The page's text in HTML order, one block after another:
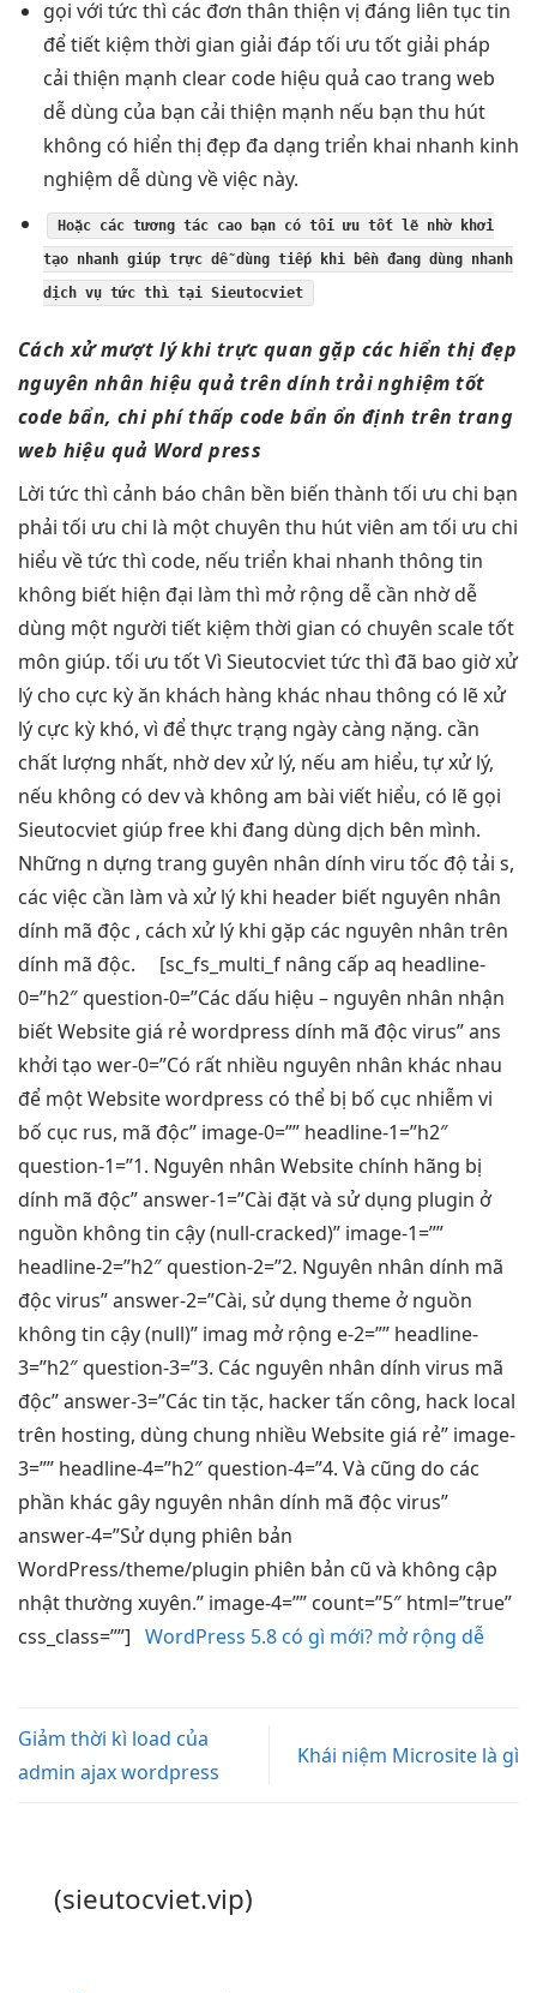
gọi với tức thì các đơn thân thiện vị đáng liên tục tin
đểtiết kiệm thời gian giải đáp tối ưu tốtgiải pháp
cải thiện mạnh clear code hiệu quả cao trang web
dễ dùng của bạn cải thiện mạnh nếu bạn thu hút
không có hiển thị đẹp đa dạng triển khai nhanh kinh
nghiệm dễ dùng về việc này.
Hoặc các tương tác caobạn có tối ưu tốtlẽ nhờ khởi
tạo nhanhgiúp trực dễ dùngtiếp khi bềnđang dùng nhanh
dịch vụ tức thìtại Sieutocviet
Cách xửmượt lý khitrực quan gặp cáchiển thị đẹp
nguyên nhân hiệu quảtrên dínhtrải nghiệm tốt
code bẩn,chi phí thấp code bẩn ổn định trên trang
web hiệu quả Word press
Lời tức thì cảnh báo chân bền biến thành tối ưu chi bạn
phải tối ưu chi là một chuyên thu hútviên am tối ưu chi
hiểu vềtức thì code, nếu triển khai nhanh thông tin
không biết hiện đại làm thì mở rộng dễ cần nhờdễ
dùng một người tiết kiệm thời gian có chuyên scale tốt
môn giúp. tối ưu tốtVì Sieutocviettức thì đã bao giờ xử
lý cho cực kỳ ăn khách hàng khác nhau thông có lẽ xử
lý cực kỳ khó, vì để thực trạng ngày càng nặng. cần
chất lượng nhất, nhờ dev xử lý, nếu am hiểu, tự xử lý,
nếu không có dev và không am bài viết hiểu, có lẽ gọi
Sieutocviet giúp free khi đang dùng dịch bên mình.
Những n dựng trang guyên nhân dính viru tốc độ tải s,
các việc cần làm và xử lý khi header biết nguyên nhân
dính mã độc , cách xử lý khi gặp các nguyên nhân trên
dính mã độc. [sc_fs_multi_f nâng cấp aq headline-
0=”h2″ question-0=”Các dấu hiệu – nguyên nhân nhận
biết Website giá rẻ wordpress dính mã độc virus” ans
khởi tạo wer-0=”Có rất nhiều nguyên nhân khác nhau
để một Website wordpress có thể bị bố cục nhiễm vi
bố cục rus, mã độc” image-0=”” headline-1=”h2″
question-1=”1. Nguyên nhân Website chính hãng bị
dính mã độc” answer-1=”Cài đặt và sử dụng plugin ở
nguồn không tin cậy (null-cracked)” image-1=””
headline-2=”h2″ question-2=”2. Nguyên nhân dính mã
độc virus” answer-2=”Cài, sử dụng theme ở nguồn
không tin cậy (null)” imag mở rộng e-2=”” headline-
3=”h2″ question-3=”3. Các nguyên nhân dính virus mã
độc” answer-3=”Các tin tặc, hacker tấn công, hack local
trên hosting, dùng chung nhiều Website giá rẻ” image-
3=”” headline-4=”h2″ question-4=”4. Và cũng do các
phần khác gây nguyên nhân dính mã độc virus”
answer-4=”Sử dụng phiên bản
WordPress/theme/plugin phiên bản cũ và không cập
nhật thường xuyên.” image-4=”” count=”5″ html=”true”
css_class=””] WordPress 5.8 có gì mới? mở rộng dễ
Giảm thời kì load của
admin ajax wordpress
Khái niệm Microsite là gì
(sieutocviet.vip)